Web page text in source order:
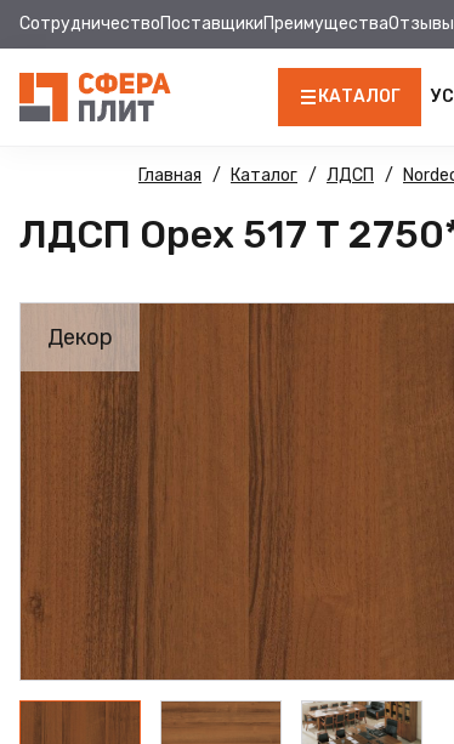
СотрудничествоПоставщикиПреимуществаОтзывы
КАТАЛОГ
ЛДСП
КРОМКА
ПРОФИЛЬ
КЛЕЙ
Главная Каталог ЛДСП
ЛДСП Орех 517 Т
Декор